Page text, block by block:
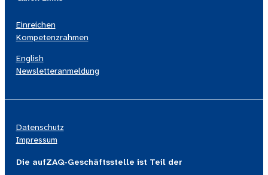
Einreichen
Kompetenzrahmen
English
Newsletteranmeldung
Datenschutz
Impressum
Die aufZAQ-Geschäftsstelle ist Teil der